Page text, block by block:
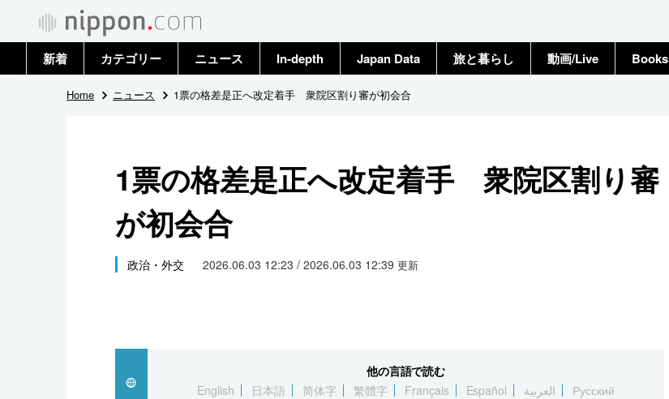
新着 カテゴリー
政治・外交
国際
社会
文化
スポーツ・東京2020
ニュース
トップ
In-depth Japan Data 旅と暮らし 動画/Live Books
Home ニュース 1票の格差是正へ改定着手 衆院区割り審が初会合
1票の格差是正へ改定着手 衆院区割り審
が初会合
政治・外交 2026.06.03 12:23 / 2026.06.03 12:39 更新
他の言語で読む
English
日本語 简体字 繁體字 Français Español العربية Русский